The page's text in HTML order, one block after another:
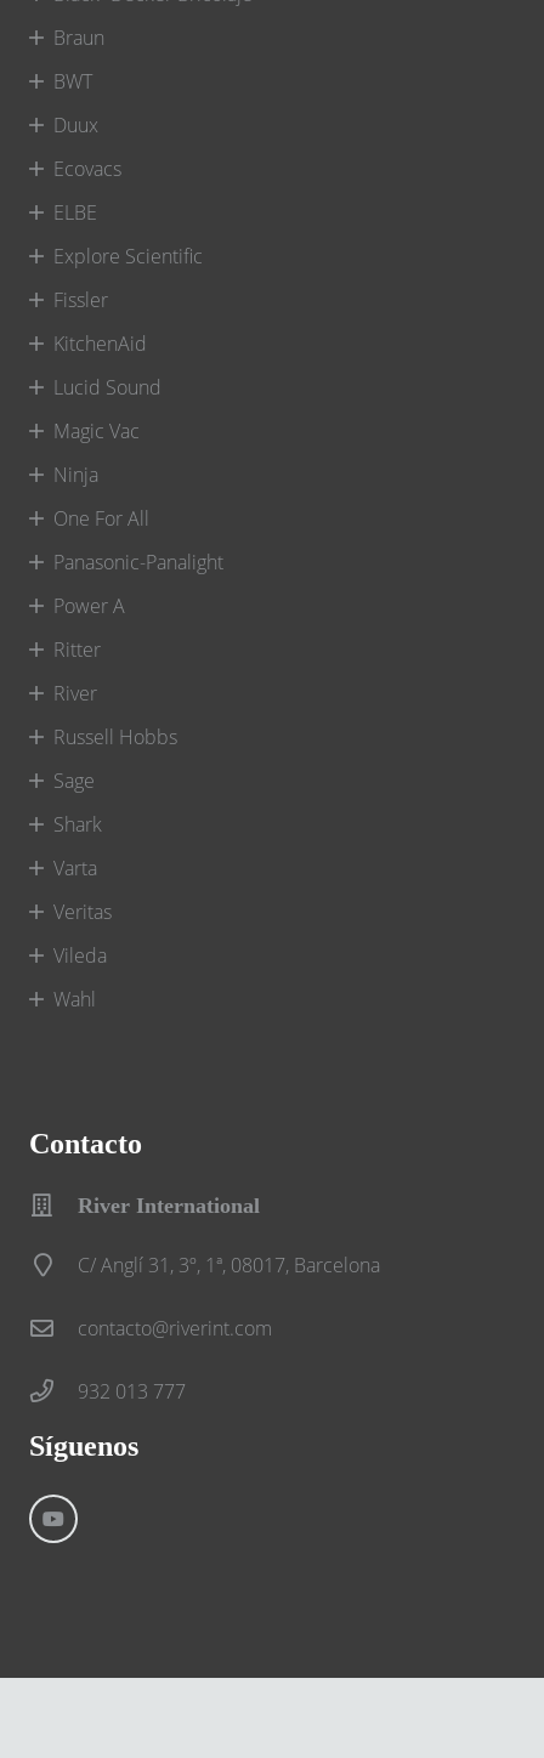
Braun
BWT
Duux
Ecovacs
ELBE
Explore Scientific
Fissler
KitchenAid
Lucid Sound
Magic Vac
Ninja
One For All
Panasonic-Panalight
Power A
Ritter
River
Russell Hobbs
Sage
Shark
Varta
Veritas
Vileda
Wahl
Contacto
River International
C/ Anglí 31, 3º, 1ª, 08017, Barcelona
contacto@riverint.com
932 013 777
Síguenos